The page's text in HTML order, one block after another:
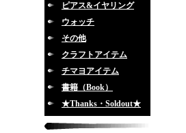
ピアス&イヤリング
ウォッチ
その他
クラフトアイテム
チマヨアイテム
書籍（Book）
★Thanks・Soldout★